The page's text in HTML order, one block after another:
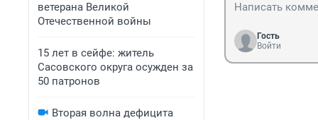
ветерана Великой
Отечественной войны
15 лет в сейфе: житель
Сасовского округа осужден за
50 патронов
Вторая волна дефицита
Гость
Войти